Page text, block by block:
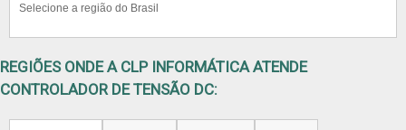
Selecione a região do Brasil
REGIÕES ONDE A CLP INFORMÁTICA ATENDE
CONTROLADOR DE TENSÃO DC: